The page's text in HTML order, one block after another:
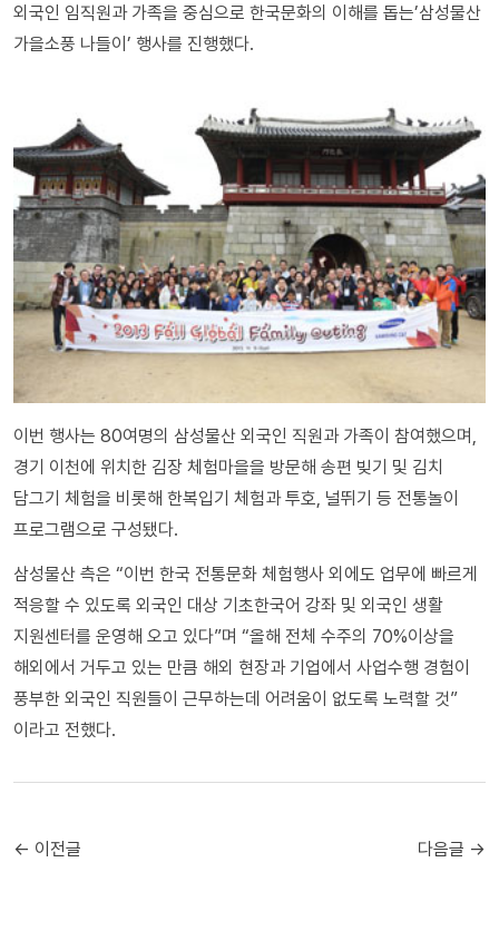
외국인 임직원과 가족을 중심으로 한국문화의 이해를 돕는’삼성물산
가을소풍 나들이’ 행사를 진행했다.
이번 행사는 80여명의 삼성물산 외국인 직원과 가족이 참여했으며,
경기 이천에 위치한 김장 체험마을을 방문해 송편 빚기 및 김치
담그기 체험을 비롯해 한복입기 체험과 투호, 널뛰기 등 전통놀이
프로그램으로 구성됐다.
삼성물산 측은 “이번 한국 전통문화 체험행사 외에도 업무에 빠르게
적응할 수 있도록 외국인 대상 기초한국어 강좌 및 외국인 생활
지원센터를 운영해 오고 있다”며 “올해 전체 수주의 70%이상을
해외에서 거두고 있는 만큼 해외 현장과 기업에서 사업수행 경험이
풍부한 외국인 직원들이 근무하는데 어려움이 없도록 노력할 것”
이라고 전했다.
← 이전글 다음글 →